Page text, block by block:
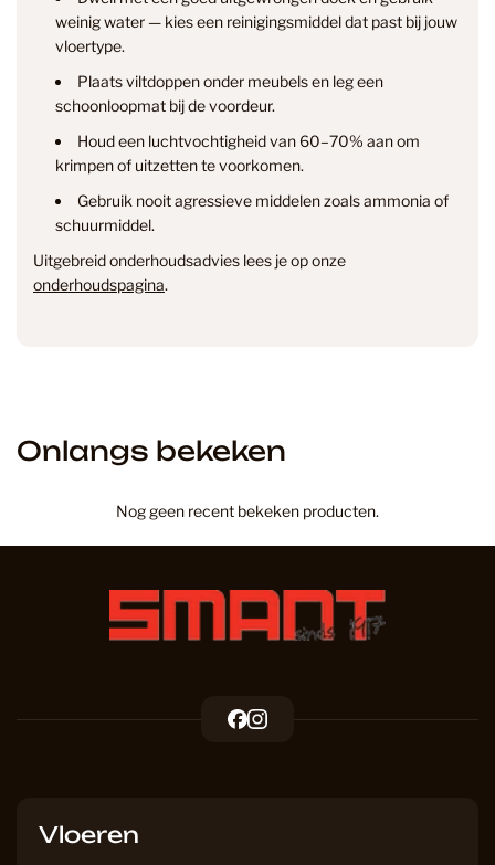
weinig water — kies een reinigingsmiddel dat past bij jouw
vloertype.
Plaats viltdoppen onder meubels en leg een
schoonloopmat bij de voordeur.
Houd een luchtvochtigheid van 60–70% aan om
krimpen of uitzetten te voorkomen.
Gebruik nooit agressieve middelen zoals ammonia of
schuurmiddel.
Uitgebreid onderhoudsadvies lees je op onze
onderhoudspagina.
info@smantvloeren.nl
Verzending & levertijd
Retourneren
& annuleren
Onlangs bekeken
Nog geen recent bekeken producten.
F I
Vloeren